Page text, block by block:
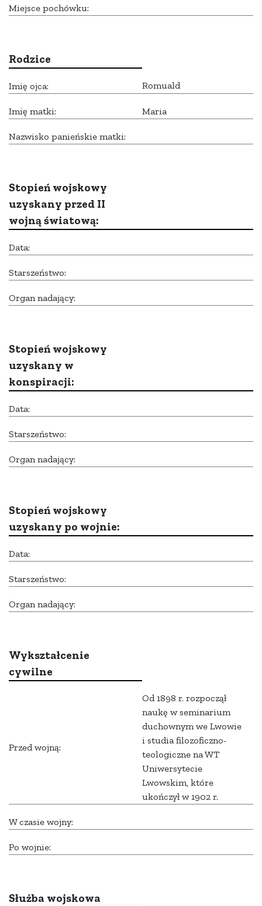
Miejsce pochówku:
Rodzice
Imię ojca: Romuald
Imię matki: Maria
Nazwisko panieńskie matki:
Stopień wojskowy
uzyskany przed II
wojną światową:
Data:
Starszeństwo:
Organ nadający:
Stopień wojskowy
uzyskany w
konspiracji:
Data:
Starszeństwo:
Organ nadający:
Stopień wojskowy
uzyskany po wojnie:
Data:
Starszeństwo:
Organ nadający:
Wykształcenie
cywilne
Przed wojną:
Od 1898 r. rozpoczął
naukę w seminarium
duchownym we Lwowie
i studia filozoficzno-
teologiczne na WT
Uniwersytecie
Lwowskim, które
ukończył w 1902 r.
W czasie wojny:
Po wojnie:
Służba wojskowa